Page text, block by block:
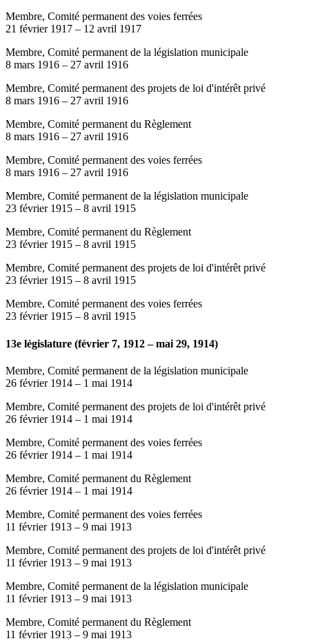
Membre, Comité permanent des voies ferrées
21 février 1917 – 12 avril 1917
Membre, Comité permanent de la législation municipale
8 mars 1916 – 27 avril 1916
Membre, Comité permanent des projets de loi d'intérêt privé
8 mars 1916 – 27 avril 1916
Membre, Comité permanent du Règlement
8 mars 1916 – 27 avril 1916
Membre, Comité permanent des voies ferrées
8 mars 1916 – 27 avril 1916
Membre, Comité permanent de la législation municipale
23 février 1915 – 8 avril 1915
Membre, Comité permanent du Règlement
23 février 1915 – 8 avril 1915
Membre, Comité permanent des projets de loi d'intérêt privé
23 février 1915 – 8 avril 1915
Membre, Comité permanent des voies ferrées
23 février 1915 – 8 avril 1915
13e législature (février 7, 1912 – mai 29, 1914)
Membre, Comité permanent de la législation municipale
26 février 1914 – 1 mai 1914
Membre, Comité permanent des projets de loi d'intérêt privé
26 février 1914 – 1 mai 1914
Membre, Comité permanent des voies ferrées
26 février 1914 – 1 mai 1914
Membre, Comité permanent du Règlement
26 février 1914 – 1 mai 1914
Membre, Comité permanent des voies ferrées
11 février 1913 – 9 mai 1913
Membre, Comité permanent des projets de loi d'intérêt privé
11 février 1913 – 9 mai 1913
Membre, Comité permanent de la législation municipale
11 février 1913 – 9 mai 1913
Membre, Comité permanent du Règlement
11 février 1913 – 9 mai 1913